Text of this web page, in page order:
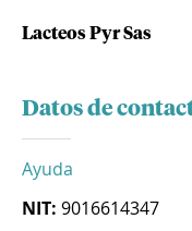
Lacteos Pyr Sas
Datos de
Ayuda
NIT: 9016614347